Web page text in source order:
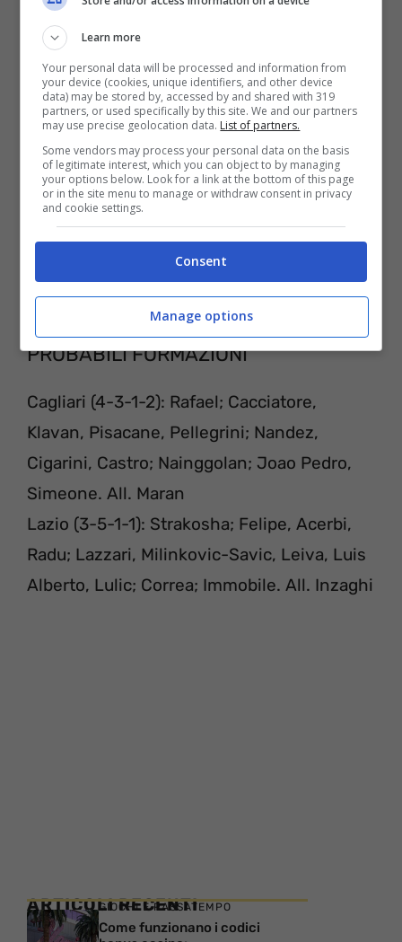
ovunque vogliate attraverso lo
smartphone, il tablet o il personal
computer.
PROBABILI FORMAZIONI
Cagliari (4-3-1-2): Rafael; Cacciatore,
Klavan, Pisacane, Pellegrini; Nandez,
Cigarini, Castro; Nainggolan; Joao Pedro,
Simeone. All. Maran
Lazio (3-5-1-1): Strakosha; Felipe, Acerbi,
Radu; Lazzari, Milinkovic-Savic, Leiva, Luis
Alberto, Lulic; Correa; Immobile. All. Inzaghi
ARTICOLI RECENTI
GIOCHI E PASSATEMPO
Come funzionano i codici
Learn more
Your personal data will be processed and information from
your device (cookies, unique identifiers, and other device
data) may be stored by, accessed by and shared with 319
partners, or used specifically by this site. We and our partners
may use precise geolocation data. List of partners.
Some vendors may process your personal data on the basis
of legitimate interest, which you can object to by managing
your options below. Look for a link at the bottom of this page
or in the site menu to manage or withdraw consent in privacy
and cookie settings.
Consent
Manage options